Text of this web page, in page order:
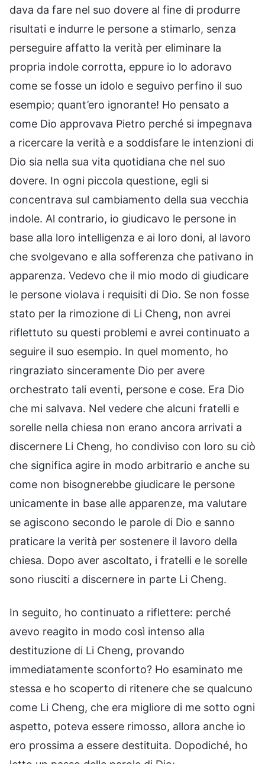
dava da fare nel suo dovere al fine di produrre
risultati e indurre le persone a stimarlo, senza
perseguire affatto la verità per eliminare la
propria indole corrotta, eppure io lo adoravo
come se fosse un idolo e seguivo perfino il suo
esempio; quant’ero ignorante! Ho pensato a
come Dio approvava Pietro perché si impegnava
a ricercare la verità e a soddisfare le intenzioni di
Dio sia nella sua vita quotidiana che nel suo
dovere. In ogni piccola questione, egli si
concentrava sul cambiamento della sua vecchia
indole. Al contrario, io giudicavo le persone in
base alla loro intelligenza e ai loro doni, al lavoro
che svolgevano e alla sofferenza che pativano in
apparenza. Vedevo che il mio modo di giudicare
le persone violava i requisiti di Dio. Se non fosse
stato per la rimozione di Li Cheng, non avrei
riflettuto su questi problemi e avrei continuato a
seguire il suo esempio. In quel momento, ho
ringraziato sinceramente Dio per avere
orchestrato tali eventi, persone e cose. Era Dio
che mi salvava. Nel vedere che alcuni fratelli e
sorelle nella chiesa non erano ancora arrivati a
discernere Li Cheng, ho condiviso con loro su ciò
che significa agire in modo arbitrario e anche su
come non bisognerebbe giudicare le persone
unicamente in base alle apparenze, ma valutare
se agiscono secondo le parole di Dio e sanno
praticare la verità per sostenere il lavoro della
chiesa. Dopo aver ascoltato, i fratelli e le sorelle
sono riusciti a discernere in parte Li Cheng.
In seguito, ho continuato a riflettere: perché
avevo reagito in modo così intenso alla
destituzione di Li Cheng, provando
immediatamente sconforto? Ho esaminato me
stessa e ho scoperto di ritenere che se qualcuno
come Li Cheng, che era migliore di me sotto ogni
aspetto, poteva essere rimosso, allora anche io
ero prossima a essere destituita. Dopodiché, ho